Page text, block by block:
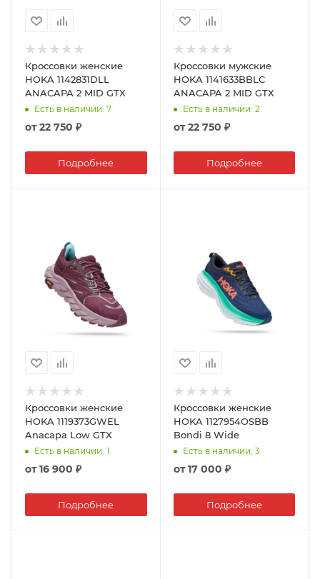
Кроссовки женские
HOKA 1142831DLL
ANACAPA 2 MID GTX
Есть в наличии: 7
от22 750 ₽
Подробнее
Кроссовки мужские
HOKA 1141633BBLC
ANACAPA 2 MID GTX
Есть в наличии: 2
от22 750 ₽
Подробнее
Кроссовки женские
HOKA 1119373GWEL
Anacapa Low GTX
Есть в наличии: 1
от16 900 ₽
Подробнее
Кроссовки женские
HOKA 1127954OSBB
Bondi 8 Wide
Есть в наличии: 3
от17 000 ₽
Подробнее